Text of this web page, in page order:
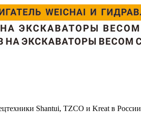
Shantui, TZCO и Kreat в России